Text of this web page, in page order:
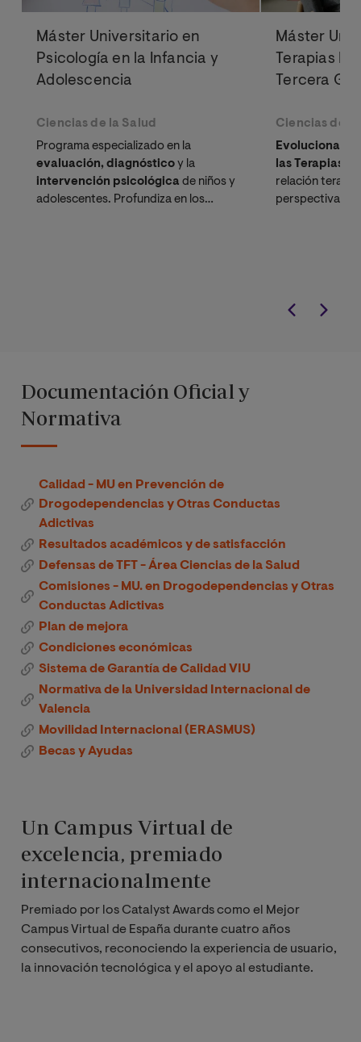
Máster Universitario en
Psicología en la Infancia y
Adolescencia
Ciencias de la Salud
Programa especializado en la
evaluación, diagnóstico y la
intervención psicológica de niños y
adolescentes. Profundiza en los
Máster
Terapias
Tercera
Ciencias de
Evoluciona tu
las Terapias
relación
perspectiva
Documentación Oficial y
Normativa
Calidad - MU en Prevención de
Drogodependencias y Otras Conductas
Adictivas
Resultados académicos y de satisfacción
Defensas de TFT - Área Ciencias de la Salud
Comisiones - MU. en Drogodependencias y Otras
Conductas Adictivas
Plan de mejora
Condiciones económicas
Sistema de Garantía de Calidad VIU
Normativa de la Universidad Internacional de
Valencia
Movilidad Internacional (ERASMUS)
Becas y Ayudas
Un Campus Virtual de
excelencia, premiado
internacionalmente
Premiado por los Catalyst Awards como el Mejor
Campus Virtual de España durante cuatro años
consecutivos, reconociendo la experiencia de usuario,
la innovación tecnológica y el apoyo al estudiante.